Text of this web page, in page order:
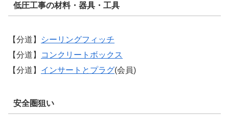
低圧工事の材料・器具・工具
【分道】
シーリングフィッチ
【分道】
コンクリートボックス
【分道】 インサートとプラグ(会員)
安全圏狙い